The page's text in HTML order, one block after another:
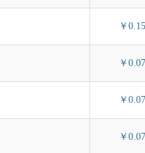
￥0.15
￥0.07
￥0.07
￥0.07